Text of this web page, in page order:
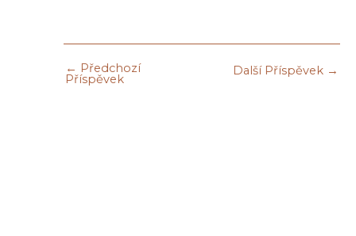
← Předchozí
Příspěvek
Další Příspěvek →